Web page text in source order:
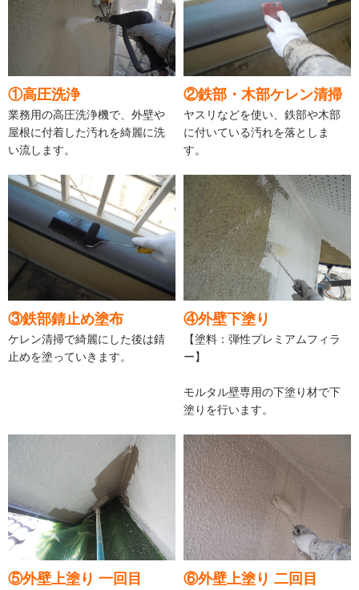
①高圧洗浄
業務用の高圧洗浄機で、外壁や
屋根に付着した汚れを綺麗に洗
い流します。
②鉄部・木部ケレン清掃
ヤスリなどを使い、鉄部や木部
に付いている汚れを落としま
す。
③鉄部錆止め塗布
ケレン清掃で綺麗にした後は錆
止めを塗っていきます。
④外壁下塗り
【塗料：弾性プレミアムフィラ
ー】
モルタル壁専用の下塗り材で下
塗りを行います。
⑤外壁上塗り 一回目 ⑥外壁上塗り 二回目